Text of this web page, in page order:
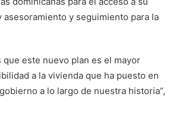
asesoramiento y seguimiento para la
que este nuevo plan es el mayor
a la vivienda que ha puesto en
a lo largo de nuestra historia”,